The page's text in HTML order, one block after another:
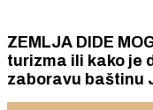
ZEMLJA DIDE
turizma ili kako je don Stipe Perkov oteo
zaboravu baštinu